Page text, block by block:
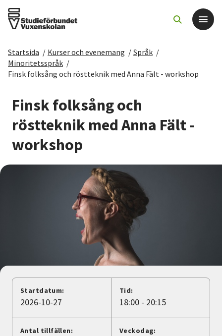
Det här gör vi
Sök kurser och evenemang
Om SV
Lyssna
Startsida / Kurser och evenemang / Språk /
Minoritetsspråk /
Finsk folksång och röstteknik med Anna Fält - workshop
Finsk folksång och
röstteknik med Anna Fält -
workshop
Startdatum:
2026-10-27
Tid:
18:00 - 20:15
Antal tillfällen: Veckodag: